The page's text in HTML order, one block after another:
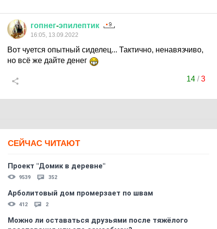
гопнег-эпилептик
16:05, 13.09.2022
Вот чуется опытный сиделец... Тактично, ненавязчиво,
но всё же дайте денег
14 /3
СЕЙЧАС ЧИТАЮТ
Проект "Домик в деревне"
9539 352
Арболитовый дом промерзает по швам
412 2
Можно ли оставаться друзьями после тяжёлого